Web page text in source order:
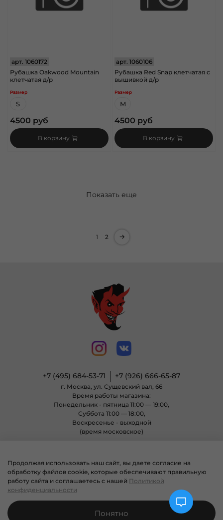
арт. 1060172
Рубашка Oakwood Mountain
клетчатая д/р
Размер
S
4500 руб
В корзину
арт.1060106
Рубашка Red Snap клетчатая с
вышивкой д/р
Размер
M
4500 руб
В корзину
Показать еще
1 2
+7 (495) 684-53-71 +7 (926) 666-65-87
г. Москва, ул. Сущевский вал, 66
Время работы магазина:
Понедельник - пятница 11:00 — 19:00,
Суббота 11:00 — 18:00,
Воскресенье - выходной
(время московское)
© 2004 - 2025 Магазин неформальной одежды «Позитиф» все права
защищены.
Продолжая использовать наш сайт, вы даете согласие на
обработку файлов cookie, которые обеспечивают правильную
работу сайта и соглашаетесь с нашей Политикой
конфиденциальности
Понятно